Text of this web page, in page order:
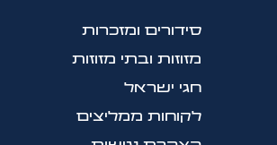
סידורים ומזכרות
מזוזות ובתי מזוזות
חגי ישראל
לקוחות ממליצים